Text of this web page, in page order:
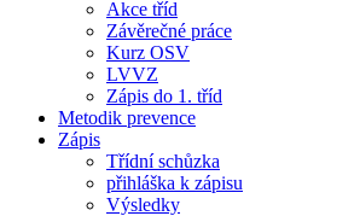
Akce tříd
Závěrečné práce
Kurz OSV
LVVZ
Zápis do 1. tříd
Metodik prevence
Zápis
Třídní schůzka
přihláška k zápisu
Výsledky